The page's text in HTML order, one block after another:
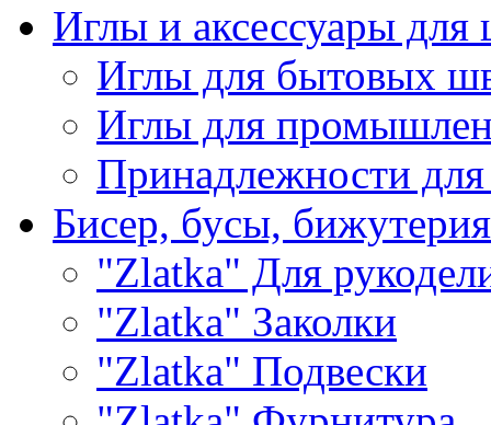
Иглы и аксессуары
Иглы для бытовых
Иглы для
Принадлежности
Бисер, бусы, бижутерия
"Zlatka" Для
"Zlatka" Заколки
"Zlatka" Подвески